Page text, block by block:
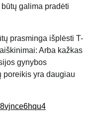
galima pradėti
prasminga išplėsti T-
Arba kažkas
gynybos
poreikis yra daugiau